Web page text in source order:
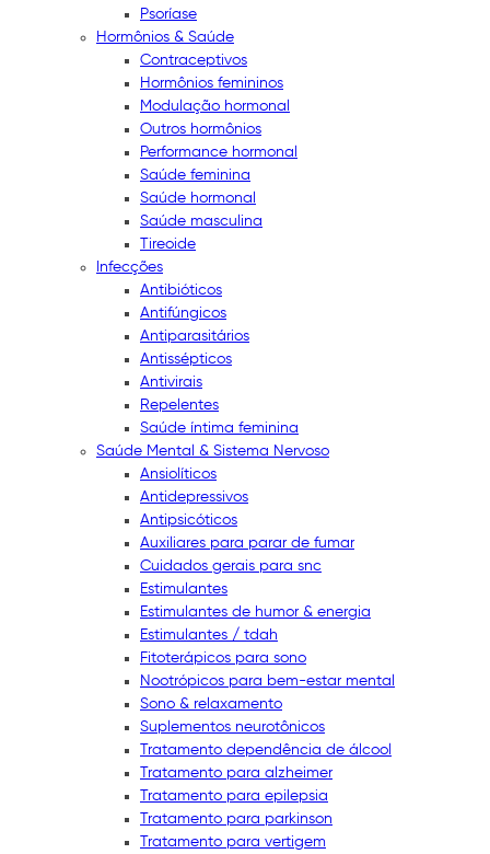
Psoríase
Hormônios & Saúde
Contraceptivos
Hormônios femininos
Modulação hormonal
Outros hormônios
Performance hormonal
Saúde feminina
Saúde hormonal
Saúde masculina
Tireoide
Infecções
Antibióticos
Antifúngicos
Antiparasitários
Antissépticos
Antivirais
Repelentes
Saúde íntima feminina
Saúde Mental & Sistema Nervoso
Ansiolíticos
Antidepressivos
Antipsicóticos
Auxiliares para parar de fumar
Cuidados gerais para snc
Estimulantes
Estimulantes de humor & energia
Estimulantes / tdah
Fitoterápicos para sono
Nootrópicos para bem-estar mental
Sono & relaxamento
Suplementos neurotônicos
Tratamento dependência de álcool
Tratamento para alzheimer
Tratamento para epilepsia
Tratamento para parkinson
Tratamento para vertigem